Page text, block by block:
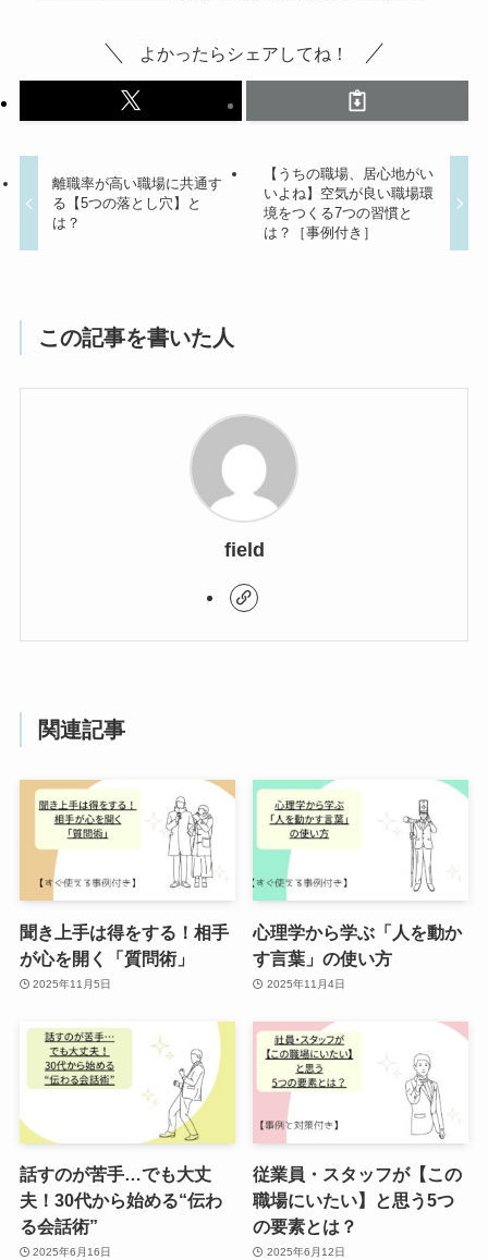
よかったらシェアしてね！
離職率が高い職場に共通す
る【5つの落とし穴】と
は？
【うちの職場、居心地がい
いよね】空気が良い職場環
境をつくる7つの習慣と
は？［事例付き］
この記事を書いた人
field
関連記事
聞き上手は得をする！相手
が心を開く「質問術」
2025年11月5日
心理学から学ぶ「人を動か
す言葉」の使い方
2025年11月4日
話すのが苦手…でも大丈
夫！30代から始める“伝わ
る会話術”
2025年6月16日
従業員・スタッフが【この
職場にいたい】と思う5つ
の要素とは？
2025年6月12日